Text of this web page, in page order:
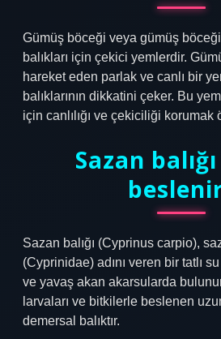
Gümüş böceği veya gümüş
balıkları için çekici yemlerdir.
hareket eden parlak ve canlı bir
balıklarının dikkatini çeker. Bu
için canlılığı ve çekiciliği korumak
Sazan
Sazan balığı (Cyprinus carpio),
(Cyprinidae) adını veren bir tatlı su
ve yavaş akan akarsularda
larvaları ve bitkilerle beslenen
demersal balıktır.